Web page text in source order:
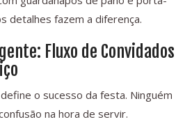
detalhes fazem a diferença.
Fluxo de Convidados
o sucesso da festa. Ninguém
na hora de servir.